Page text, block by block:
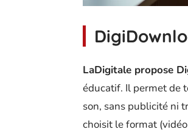
LaDigitale propose
éducatif. Il permet de
son, sans publicité ni
choisit le format